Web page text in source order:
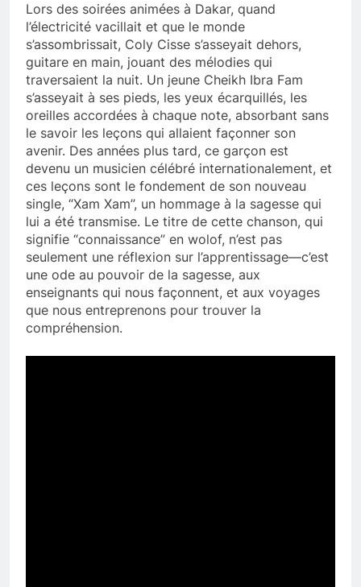
Lors des soirées animées à Dakar, quand
l’électricité vacillait et que le monde
s’assombrissait, Coly Cisse s’asseyait dehors,
guitare en main, jouant des mélodies qui
traversaient la nuit. Un jeune Cheikh Ibra Fam
s’asseyait à ses pieds, les yeux écarquillés, les
oreilles accordées à chaque note, absorbant sans
le savoir les leçons qui allaient façonner son
avenir. Des années plus tard, ce garçon est
devenu un musicien célébré internationalement, et
ces leçons sont le fondement de son nouveau
single, “Xam Xam”, un hommage à la sagesse qui
lui a été transmise. Le titre de cette chanson, qui
signifie “connaissance” en wolof, n’est pas
seulement une réflexion sur l’apprentissage—c’est
une ode au pouvoir de la sagesse, aux
enseignants qui nous façonnent, et aux voyages
que nous entreprenons pour trouver la
compréhension.